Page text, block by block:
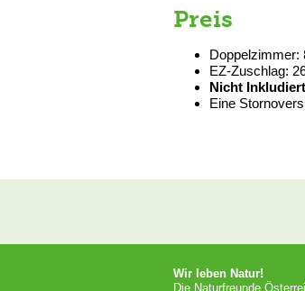
Preis
Doppelzimmer:
EZ-Zuschlag:
Nicht
Eine
Wir leben Natur!
Die Naturfreunde